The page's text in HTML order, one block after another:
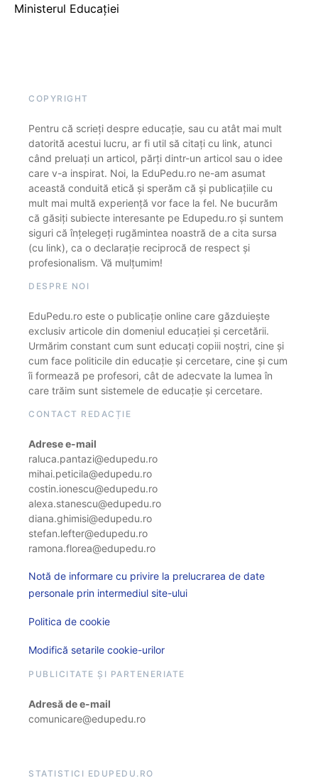
Ministerul Educației
COPYRIGHT
Pentru că scrieți despre educație, sau cu atât mai mult
datorită acestui lucru, ar fi util să citați cu link, atunci
când preluați un articol, părți dintr-un articol sau o idee
care v-a inspirat. Noi, la EduPedu.ro ne-am asumat
această conduită etică și sperăm că și publicațiile cu
mult mai multă experiență vor face la fel. Ne bucurăm
că găsiți subiecte interesante pe Edupedu.ro și suntem
siguri că înțelegeți rugămintea noastră de a cita sursa
(cu link), ca o declarație reciprocă de respect și
profesionalism. Vă mulțumim!
DESPRE NOI
EduPedu.ro este o publicație online care găzduiește
exclusiv articole din domeniul educației și cercetării.
Urmărim constant cum sunt educați copiii noștri, cine și
cum face politicile din educație și cercetare, cine și cum
îi formează pe profesori, cât de adecvate la lumea în
care trăim sunt sistemele de educație și cercetare.
CONTACT REDACȚIE
Adrese e-mail
raluca.pantazi@edupedu.ro
mihai.peticila@edupedu.ro
costin.ionescu@edupedu.ro
alexa.stanescu@edupedu.ro
diana.ghimisi@edupedu.ro
stefan.lefter@edupedu.ro
ramona.florea@edupedu.ro
Notă de informare cu privire la prelucrarea de date
personale prin intermediul site-ului
Politica de cookie
Modifică setarile cookie-urilor
PUBLICITATE ȘI PARTENERIATE
Adresă de e-mail
comunicare@edupedu.ro
STATISTICI EDUPEDU.RO